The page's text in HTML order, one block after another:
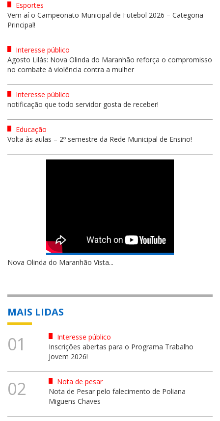
Esportes
Vem aí o Campeonato Municipal de Futebol 2026 – Categoria
Principal!
Interesse público
Agosto Lilás: Nova Olinda do Maranhão reforça o compromisso
no combate à violência contra a mulher
Interesse público
notificação que todo servidor gosta de receber!
Educação
Volta às aulas – 2º semestre da Rede Municipal de Ensino!
Nova Olinda do Maranhão Vista...
MAIS LIDAS
01
Interesse público
Inscrições abertas para o Programa Trabalho
Jovem 2026!
02
Nota de pesar
Nota de Pesar pelo falecimento de Poliana
Miguens Chaves